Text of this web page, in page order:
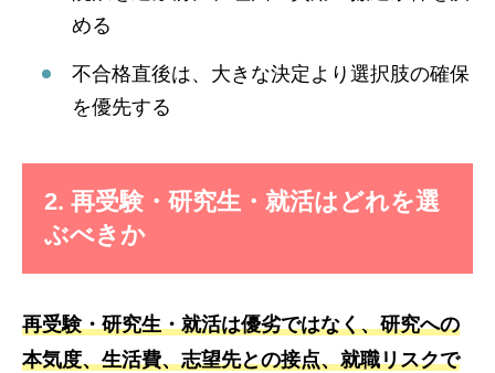
める
不合格直後は、大きな決定より選択肢の確保
を優先する
2. 再受験・研究生・就活はどれを選
ぶべきか
再受験・研究生・就活は優劣ではなく、研究への
本気度、生活費、志望先との接点、就職リスクで